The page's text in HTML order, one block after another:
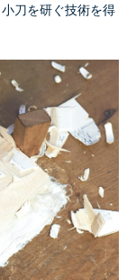
刀を研ぐ技術を得